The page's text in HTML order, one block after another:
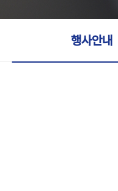
행사안내